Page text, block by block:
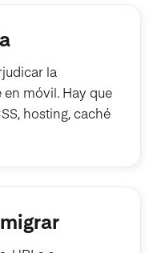
la
móvil. Hay que
hosting, caché